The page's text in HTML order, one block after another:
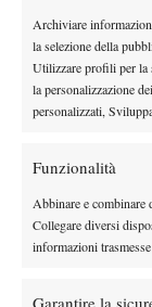
Archiviare
la selezione della
Utilizzare profili per la
la personalizzazione
personalizzati,
Funzionalità
Abbinare e combinare
Collegare diversi
informazioni
Garantire la
Testata